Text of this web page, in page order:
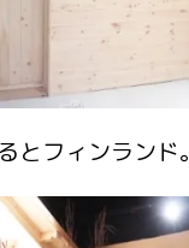
とフィンランド。